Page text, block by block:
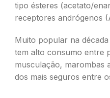
tipo ésteres (acetato/
receptores andrógenos
Muito popular na
tem alto consumo entre
musculação, marombas
dos mais seguros entre